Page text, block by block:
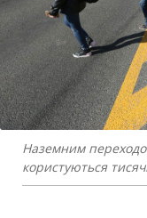
Наземним
користуються